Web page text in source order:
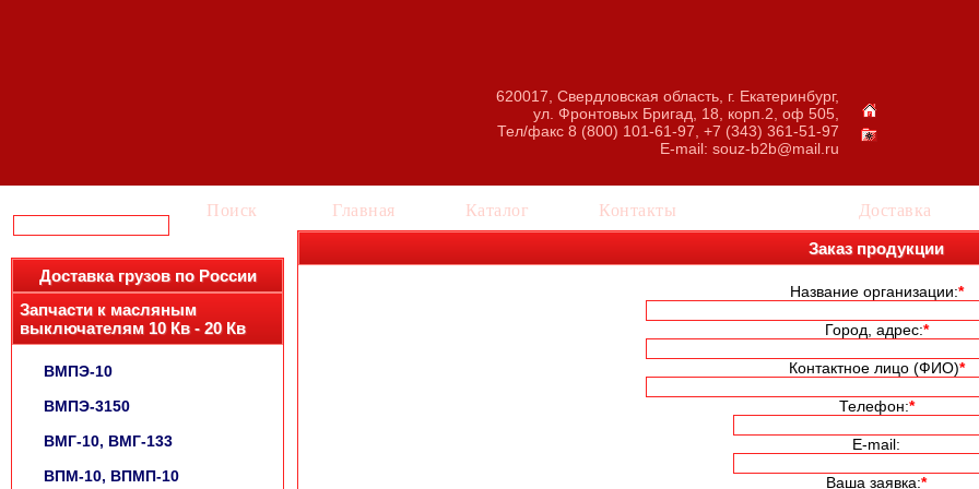
620017, Свердловская область, г. Екатеринбург,
ул. Фронтовых Бригад, 18, корп.2, оф 505,
Тел/факс 8 (800) 101-61-97, +7 (343) 361-51-97
E-mail: souz-b2b@mail.ru
Поиск
Доставка грузов по России
Запчасти к масляным
выключателям 10 Кв - 20 Кв
ВМПЭ-10
ВМПЭ-3150
ВМГ-10, ВМГ-133
ВПМ-10, ВПМП-10
Главная Каталог Контакты Доставка
Заказ продукции
Название организации:*
Город, адрес:*
Контактное лицо (ФИО)*
Телефон:*
E-mail:
Ваша заявка:*